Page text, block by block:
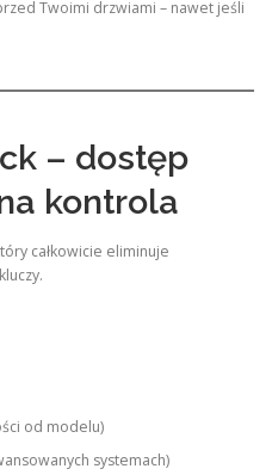
Twoimi drzwiami – nawet jeśli
– dostęp
kontrola
całkowicie eliminuje
od modelu)
systemach)